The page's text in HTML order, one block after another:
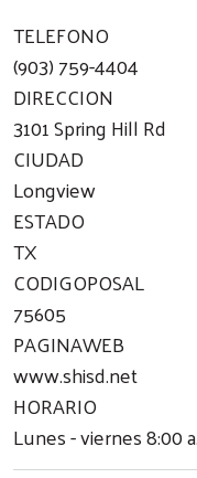
TELEFONO
(903) 759-4404
DIRECCION
3101 Spring Hill Rd
CIUDAD
Longview
ESTADO
TX
CODIGOPOSAL
75605
PAGINAWEB
www.shisd.net
HORARIO
Lunes - viernes 8:00